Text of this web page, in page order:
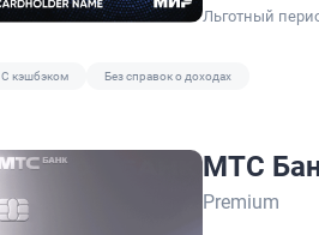
Льготный
C кэшбэком Без справок о доходах
МТС
Premium